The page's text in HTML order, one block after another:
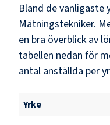
Bland de vanligaste
Mätningstekniker.
en bra överblick av
tabellen nedan för
antal anställda per
Yrke